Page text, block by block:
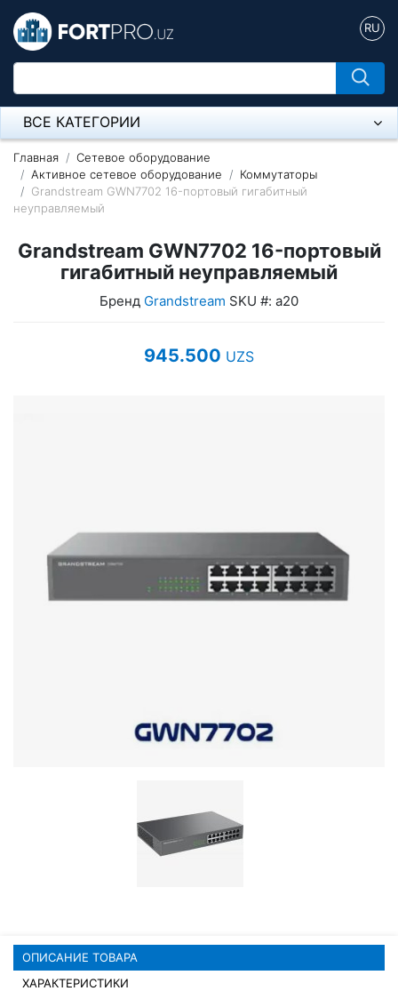
RU
ВСЕ КАТЕГОРИИ
Микрофон
Напольные розетки
Пылесос
Мышки и Клавиатуры
Наушники
Сетевое оборудование
Комплектующие ПК
Главная
Сетевое оборудование
Активное сетевое оборудование
Коммутаторы
Grandstream GWN7702 16-портовый гигабитный
неуправляемый
Grandstream GWN7702 16-портовый
гигабитный неуправляемый
Бренд Grandstream SKU #: а20
945.500 UZS
ОПИСАНИЕ ТОВАРА
ХАРАКТЕРИСТИКИ